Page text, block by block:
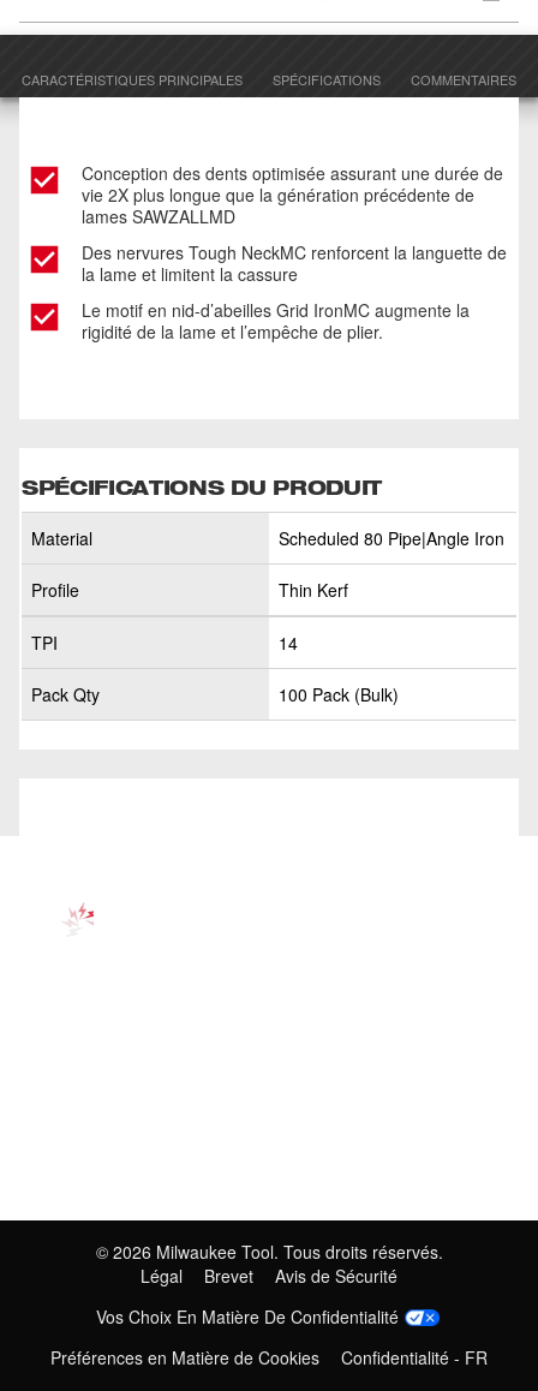
CARACTÉRISTIQUES PRINCIPALES SPÉCIFICATIONS COMMENTAIRES
Conception des dents optimisée assurant une durée de
vie 2X plus longue que la génération précédente de
lames SAWZALLMD
Des nervures Tough NeckMC renforcent la languette de
la lame et limitent la cassure
Le motif en nid-d’abeilles Grid IronMC augmente la
rigidité de la lame et l’empêche de plier.
SPÉCIFICATIONS DU PRODUIT
Material Scheduled 80 Pipe|Angle Iron
Profile Thin Kerf
TPI 14
Pack Qty 100 Pack (Bulk)
© 2026 Milwaukee Tool. Tous droits réservés.
Légal
Brevet
Avis de Sécurité
Vos Choix En Matière De Confidentialité
Préférences en Matière de Cookies
Confidentialité - FR